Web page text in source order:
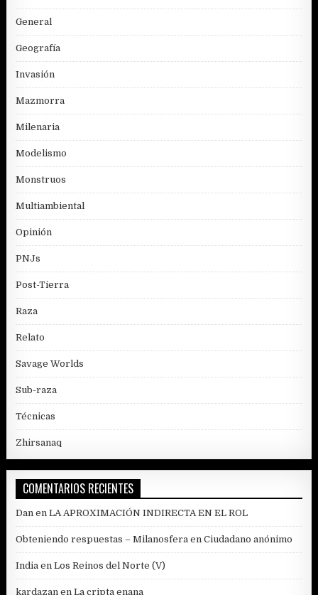
General
Geografía
Invasión
Mazmorra
Milenaria
Modelismo
Monstruos
Multiambiental
Opinión
PNJs
Post-Tierra
Raza
Relato
Savage Worlds
Sub-raza
Técnicas
Zhirsanaq
COMENTARIOS RECIENTES
Dan enLA APROXIMACIÓN INDIRECTA EN EL ROL
Obteniendo respuestas – Milanosfera enCiudadano anónimo
India enLos Reinos del Norte (V)
kardazan enLa cripta enana